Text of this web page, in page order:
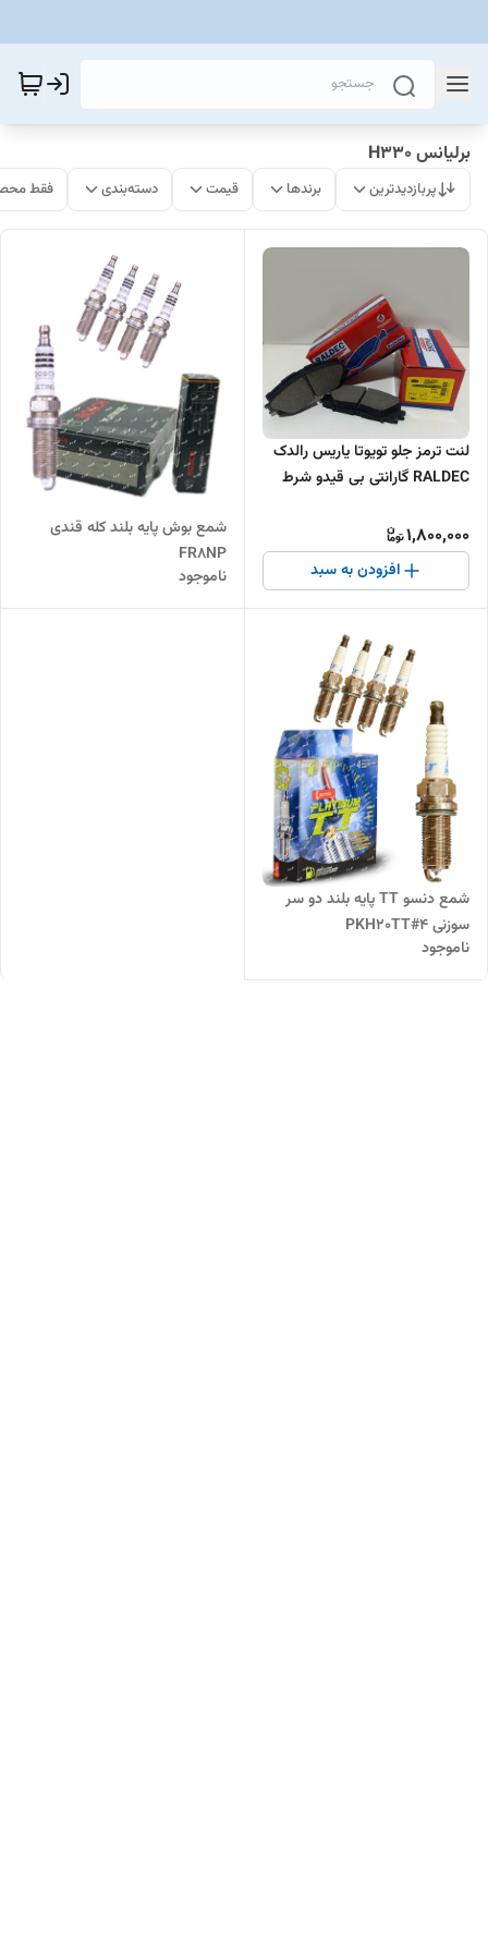
برلیانس H330
پربازدیدترین برندها قیمت دسته‌بندی فقط
لنت ترمز جلو تویوتا یاریس رالدک
RALDEC گارانتی بی قیدو شرط
1,800,000
افزودن به سبد
شمع بوش پایه بلند کله قندی
FR8NP
ناموجود
شمع دنسو TT پایه بلند دو سر
سوزنی PKH20TT#4
ناموجود